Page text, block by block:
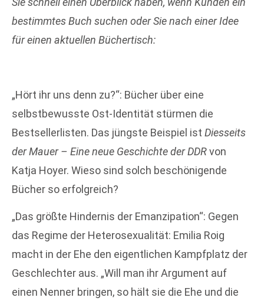
bestimmtes Buch suchen oder Sie nach einer Idee
für einen aktuellen Büchertisch:
„Hört ihr uns denn zu?“: Bücher über eine
selbstbewusste Ost-Identität stürmen die
Bestsellerlisten. Das jüngste Beispiel ist Diesseits
der Mauer – Eine neue Geschichte der DDRvon
Katja Hoyer. Wieso sind solch beschönigende
Bücher so erfolgreich?
„Das größte Hindernis der Emanzipation“: Gegen
das Regime der Heterosexualität: Emilia Roig
macht in der Ehe den eigentlichen Kampfplatz der
Geschlechter aus. „Will man ihr Argument auf
einen Nenner bringen, so hält sie die Ehe und die